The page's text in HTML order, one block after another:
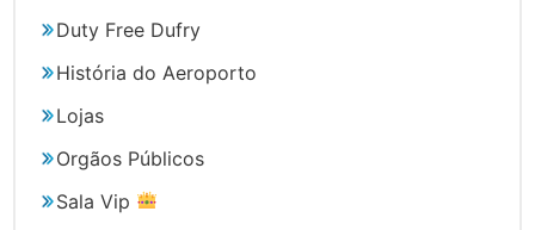
Duty Free Dufry
História do Aeroporto
Lojas
Orgãos Públicos
Sala Vip